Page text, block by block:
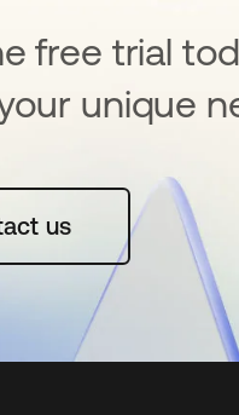
free trial
unique
nueva
us